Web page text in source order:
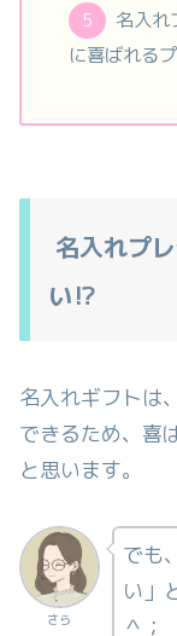
名入れ
に喜ばれる
名入れプ
い⁉
名入れギフトは
できるため、喜
と思います。
さら
でも
い」
＾；